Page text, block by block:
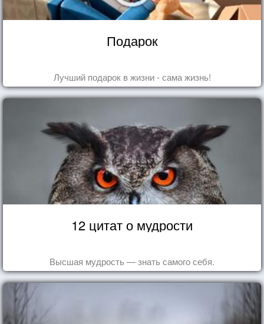
Подарок
Лучший подарок в жизни - сама жизнь!
12 цитат о мудрости
Высшая мудрость — знать самого себя.